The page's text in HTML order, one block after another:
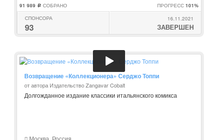
91 989 c СОБРАНО ПРОГРЕСС 101%
СПОНСОРА
93
16.11.2021
ЗАВЕРШЕН
Возвращение «Коллекционера» Серджо Топпи
от автора Издательство Zangavar Cobalt
Долгожданное издание классики итальянского комикса
Москва, Россия